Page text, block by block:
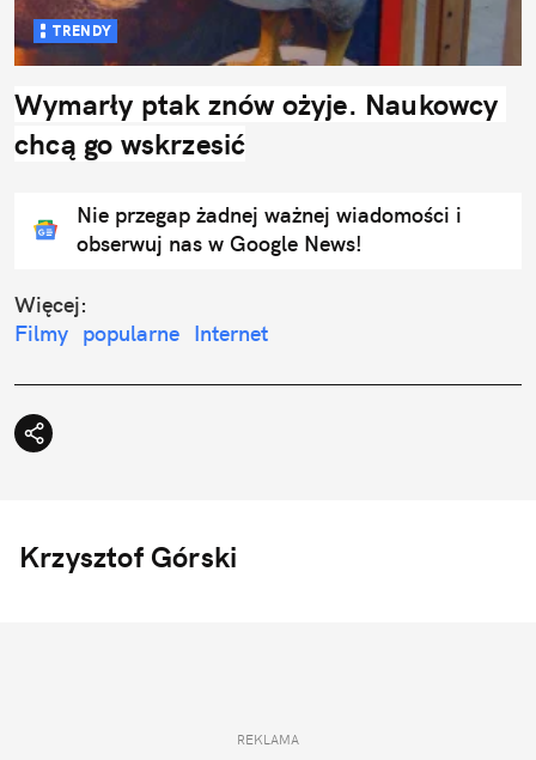
TRENDY
Wymarły ptak znów ożyje. Naukowcy
chcą go wskrzesić
Nie przegap żadnej ważnej wiadomości i
obserwuj nas w Google News!
Więcej:
Filmy popularne Internet
Krzysztof Górski
REKLAMA